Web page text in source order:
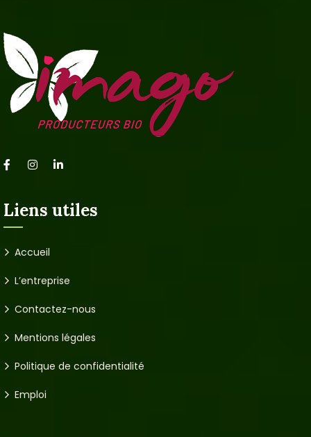
Liens utiles
Accueil
L’entreprise
Contactez-nous
Mentions légales
Politique de confidentialité
Emploi